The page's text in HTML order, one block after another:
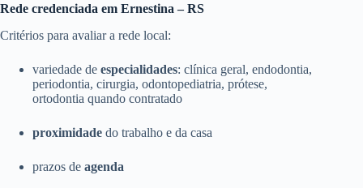
Rede credenciada em Ernestina – RS
Critérios para avaliar a rede local:
variedade de especialidades: clínica geral, endodontia,
periodontia, cirurgia, odontopediatria, prótese,
ortodontia quando contratado
proximidade do trabalho e da casa
prazos de agenda